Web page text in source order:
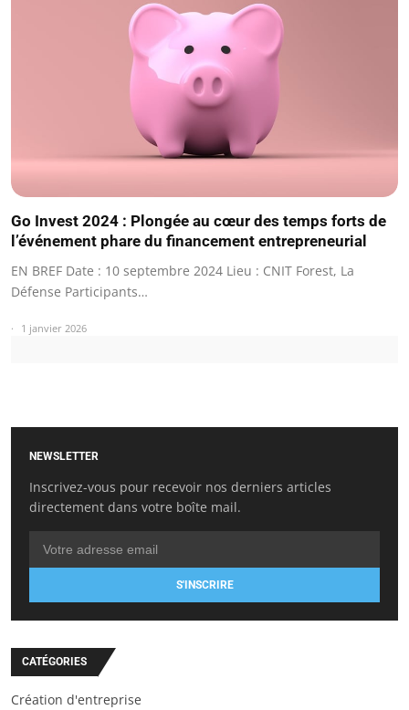
Go Invest 2024 : Plongée au cœur des temps forts de
l’événement phare du financement entrepreneurial
EN BREF Date : 10 septembre 2024 Lieu : CNIT Forest, La
Défense Participants…
1 janvier 2026
NEWSLETTER
Inscrivez-vous pour recevoir nos derniers articles
directement dans votre boîte mail.
S'INSCRIRE
CATÉGORIES
Création d'entreprise